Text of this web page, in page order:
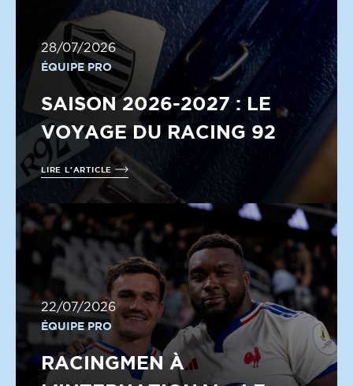
28/07/2026
ÉQUIPE PRO
SAISON 2026-2027 : LE
VOYAGE DU RACING 92
LIRE L'ARTICLE
22/07/2026
ÉQUIPE PRO
RACINGMEN À